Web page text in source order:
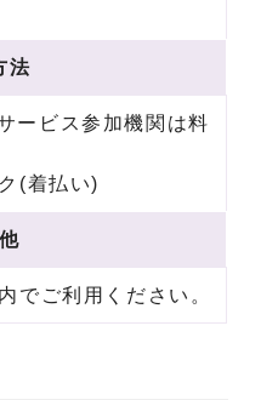
法
ービス参加機関は料
(着払い)
でご利用ください。